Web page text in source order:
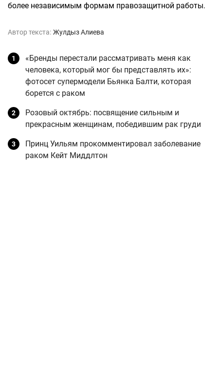
более независимым формам правозащитной работы.
Автор текста: Жулдыз Алиева
«Бренды перестали рассматривать меня как
человека, который мог бы представлять их»:
фотосет супермодели Бьянка Балти, которая
борется с раком
Розовый октябрь: посвящение сильным и
прекрасным женщинам, победившим рак груди
Принц Уильям прокомментировал заболевание
раком Кейт Миддлтон